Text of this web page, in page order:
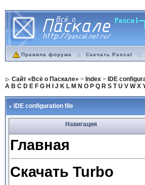
Правила форума :: Скачать Pascal ::
Сайт «Всё о Паскале» > Index> IDE
A B C D E F G H J K L M N O P Q R S T U V W X
IDE configuration file
Навигация
Главная
Скачать Turbo